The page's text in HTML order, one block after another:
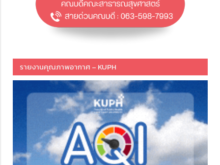
รายงานคุณภาพอากาศ – KUPH